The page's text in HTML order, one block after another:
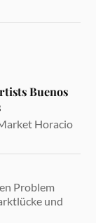
Buenos
Horacio
Problem
und